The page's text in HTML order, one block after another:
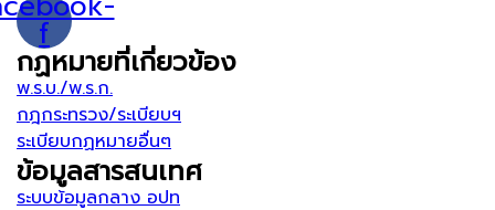
f
กฏหมายที่เกี่ยวข้อง
พ.ร.บ./พ.ร.ก.
กฎกระทรวง/ระเบียบฯ
ระเบียบกฏหมายอื่นๆ
ข้อมูลสารสนเทศ
ระบบข้อมูลกลาง อปท